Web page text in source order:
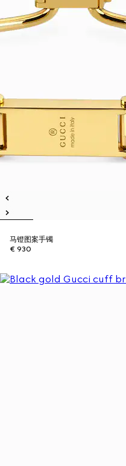
马镫图案手镯
€ 930